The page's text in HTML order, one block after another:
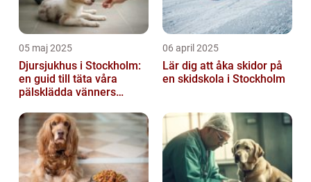
05 maj 2025
Djursjukhus i Stockholm:
en guid till täta våra
pälsklädda vänners
06 april 2025
Lär dig att åka skidor på
en skidskola i Stockholm